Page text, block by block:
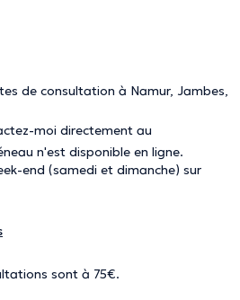
de consultation à Namur, Jambes,
moi directement au
n'est disponible en ligne.
end (samedi et dimanche) sur
sont à 75€.